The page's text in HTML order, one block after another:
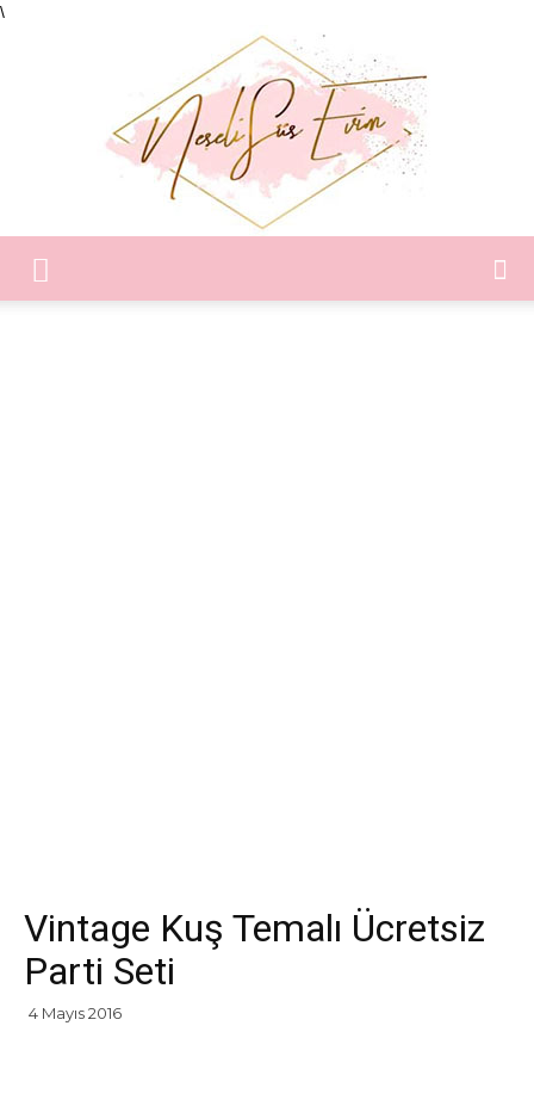
\
Vintage Kuş Temalı Ücretsiz
Parti Seti
4 Mayıs 2016